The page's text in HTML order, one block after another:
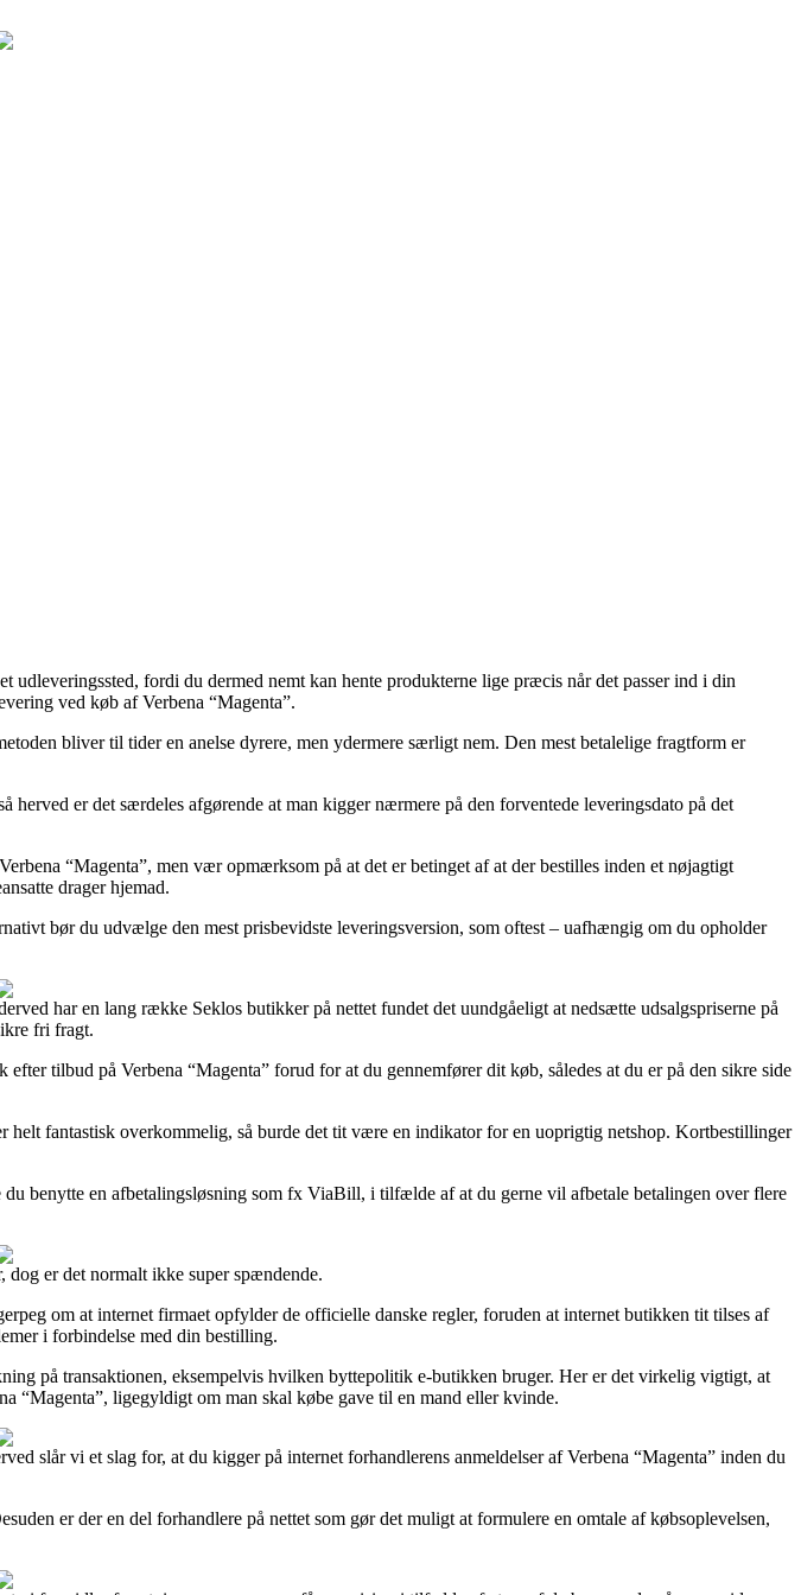
fordi du dermed nemt kan hente produkterne lige præcis når det passer ind i din
ved køb af Verbena “Magenta”.
bliver til tider en anelse dyrere, men ydermere særligt nem. Den mest betalelige fragtform er
er det særdeles afgørende at man kigger nærmere på den forventede leveringsdato på det
“Magenta”, men vær opmærksom på at det er betinget af at der bestilles inden et nøjagtigt
drager hjemad.
bør du udvælge den mest prisbevidste leveringsversion, som oftest – uafhængig om du opholder
har en lang række Seklos butikker på nettet fundet det uundgåeligt at nedsætte udsalgspriserne på
fri fragt.
tilbud på Verbena “Magenta” forud for at du gennemfører dit køb, således at du er på den sikre side
fantastisk overkommelig, så burde det tit være en indikator for en uoprigtig netshop. Kortbestillinger
benytte en afbetalingsløsning som fx ViaBill, i tilfælde af at du gerne vil afbetale betalingen over flere
dog er det normalt ikke super spændende.
om at internet firmaet opfylder de officielle danske regler, foruden at internet butikken tit tilses af
i forbindelse med din bestilling.
på transaktionen, eksempelvis hvilken byttepolitik e-butikken bruger. Her er det virkelig vigtigt, at
“Magenta”, ligegyldigt om man skal købe gave til en mand eller kvinde.
slår vi et slag for, at du kigger på internet forhandlerens anmeldelser af Verbena “Magenta” inden du
er der en del forhandlere på nettet som gør det muligt at formulere en omtale af købsoplevelsen,